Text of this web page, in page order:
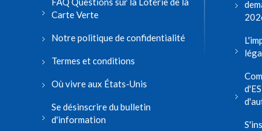
Carte Verte
Notre politique de confidentialité
Termes et conditions
Où vivre aux États-Unis
Se désinscrire du bulletin
d'information